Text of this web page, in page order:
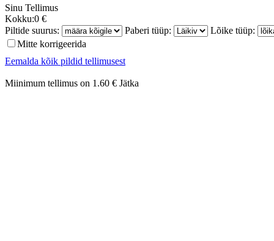
Sinu Tellimus
Kokku:0 €
Piltide suurus:
Paberi tüüp:
Lõike tüüp:
Mitte korrigeerida
Eemalda kõik pildid tellimusest
Miinimum tellimus on 1.60 € Jätka